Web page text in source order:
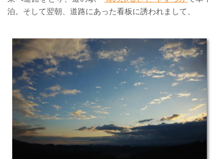
泊。そして翌朝、道路にあった看板に誘われまして、